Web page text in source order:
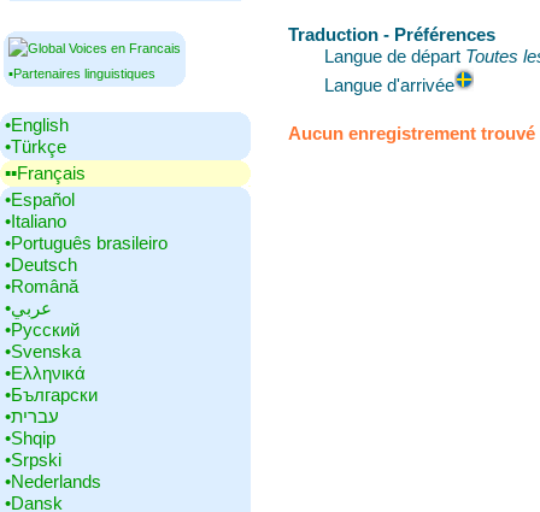
▪Partenaires linguistiques
•‎English
•‎Türkçe
▪▪‎Français
•‎Español
•‎Italiano
•‎Português brasileiro
•‎Deutsch
•‎Română
•‎عربي
•‎Русский
•‎Svenska
•‎Ελληνικά
•‎Български
•‎עברית
•‎Shqip
•‎Srpski
•‎Nederlands
•‎Dansk
Traduction - Préférences
Langue de départ Toutes
Langue d'arrivée
Aucun enregistrement trouvé